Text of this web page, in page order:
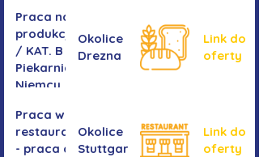
Praca na
produkcji
/ KAT. B -
Piekarnia
Niemcy
Okolice
Drezna
Link do
oferty
Praca w
restauracji
- praca dla
Okolice
Stuttgartu
Link do
oferty